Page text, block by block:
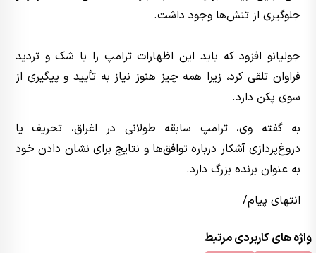
جلوگیری از تنش‌ها وجود داشت.
جولیانو افزود که باید این اظهارات ترامپ را با شک و تردید
فراوان تلقی کرد، زیرا همه چیز هنوز نیاز به تأیید و پیگیری از
سوی پکن دارد.
به گفته وی، ترامپ سابقه طولانی در اغراق، تحریف یا
دروغ‌پردازی آشکار درباره توافق‌ها و نتایج برای نشان دادن خود
به عنوان برنده بزرگ دارد.
انتهای پیام/
واژه های کاربردی مرتبط